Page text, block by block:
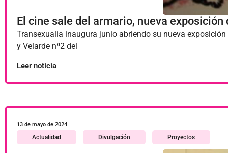
El cine sale del armario, nueva exposición
Transexualia inaugura junio abriendo su nueva
y Velarde nº2 del
Leer noticia
13 de mayo de 2024
Actualidad Divulgación Proyectos